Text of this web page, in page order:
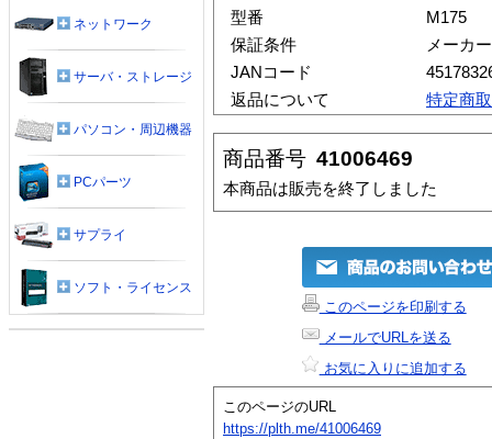
型番
M175
保証条件
メーカ
JANコード
返品について
特定商
商品番号 41006469
本商品は販売を終了しました
このページを印刷する
メールでURLを送る
お気に入りに追加する
このページのURL
https://plth.me/41006469
ネットワーク
サーバ・ストレージ
パソコン・周辺機器
PCパーツ
サプライ
ソフト・ライセンス